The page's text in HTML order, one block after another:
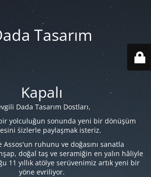
Tasarım
Kapalı
Dada Tasarım Dostları,
yolculuğun sonunda yeni bir dönüşüm
sizlerle paylaşmak isteriz.
Assos'un ruhunu ve doğasını sanatla
doğal taş ve seramiğin en yalın hâliyle
11 yıllık atölye serüvenimiz artık yeni bir
yöne evriliyor.